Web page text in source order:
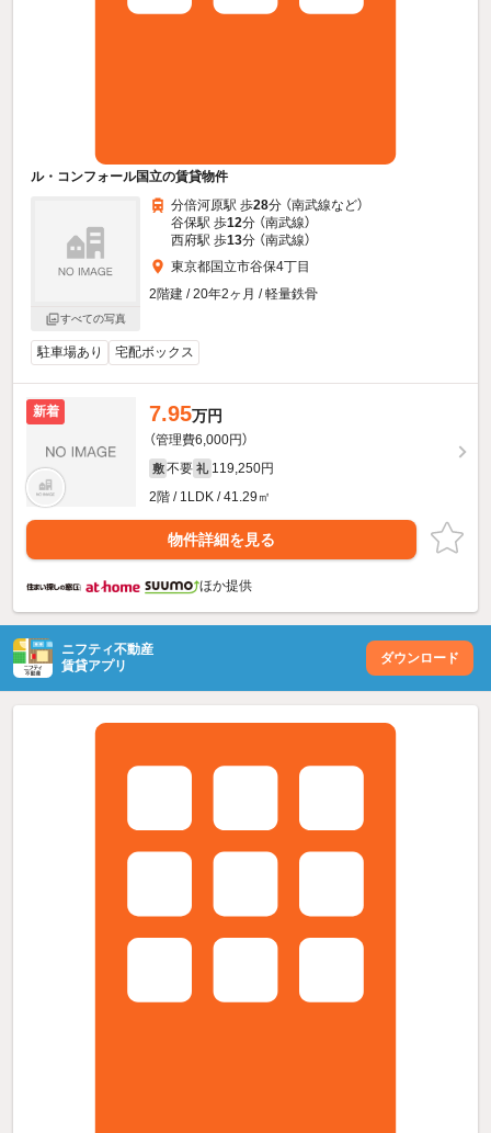
ル・コンフォール国立の賃貸物件
すべての写真
分倍河原駅 歩28分 （南武線など）
谷保駅 歩12分 （南武線）
西府駅 歩13分 （南武線）
東京都国立市谷保4丁目
2階建 / 20年2ヶ月 / 軽量鉄骨
駐車場あり 宅配ボックス
新着 7.95万円
（管理費6,000円）
敷 不要 礼 119,250円
2階 / 1LDK / 41.29㎡
物件詳細を見る
ほか提供
ニフティ不動産
賃貸アプリ
ダウンロード